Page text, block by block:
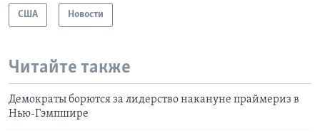
США Новости
Читайте также
Демократы борются за лидерство накануне праймериз в
Нью-Гэмпшире